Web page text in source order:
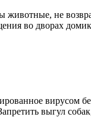
не
во дворах
выгул